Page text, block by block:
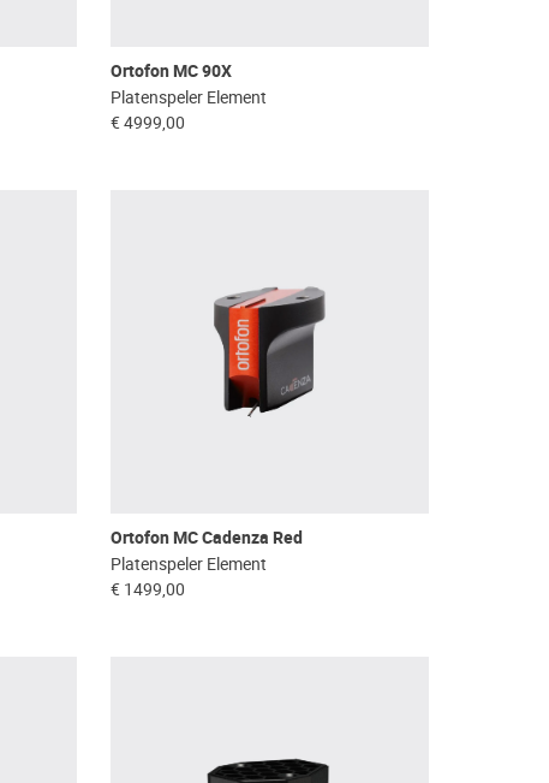
Ortofon MC 90X
Platenspeler Element
€ 4999,00
Ortofon MC Cadenza Red
Platenspeler Element
€ 1499,00